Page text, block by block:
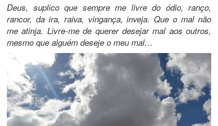
Deus, suplico que sempre me livre do ódio, ranço,
rancor, da ira, raiva, vingança, inveja. Que o mal não
me atinja. Livre-me de querer desejar mal aos outros,
mesmo que alguém deseje o meu mal…